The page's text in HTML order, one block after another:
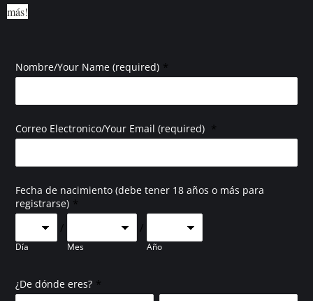
más!
Nombre/Your Name (required) *
Correo Electronico/Your Email (required) *
Fecha de nacimiento (debe tener 18 años o más para
registrarse) *
Día
/
Mes
/
Año
¿De dónde eres? *